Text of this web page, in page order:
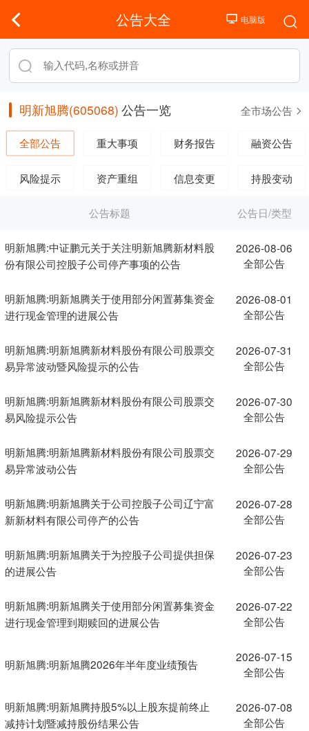
公告大全
明新旭腾(605068) 公告一览 全市场公告
全部公告 重大事项 财务报告 融资公告
风险提示 资产重组 信息变更 持股变动
公告标题 公告日/类型
明新旭腾:中证鹏元关于关注明新旭腾新材料股
份有限公司控股子公司停产事项的公告
2026-08-06
全部公告
明新旭腾:明新旭腾关于使用部分闲置募集资金
进行现金管理的进展公告
2026-08-01
全部公告
明新旭腾:明新旭腾新材料股份有限公司股票交
易异常波动暨风险提示的公告
2026-07-31
全部公告
明新旭腾:明新旭腾新材料股份有限公司股票交
易风险提示公告
2026-07-30
全部公告
明新旭腾:明新旭腾新材料股份有限公司股票交
易异常波动公告
2026-07-29
全部公告
明新旭腾:明新旭腾关于公司控股子公司辽宁富
新新材料有限公司停产的公告
2026-07-28
全部公告
明新旭腾:明新旭腾关于为控股子公司提供担保
的进展公告
2026-07-23
全部公告
明新旭腾:明新旭腾关于使用部分闲置募集资金
进行现金管理到期赎回的进展公告
2026-07-22
全部公告
明新旭腾:明新旭腾2026年半年度业绩预告
2026-07-15
全部公告
明新旭腾:明新旭腾持股5%以上股东提前终止
减持计划暨减持股份结果公告
2026-07-08
全部公告